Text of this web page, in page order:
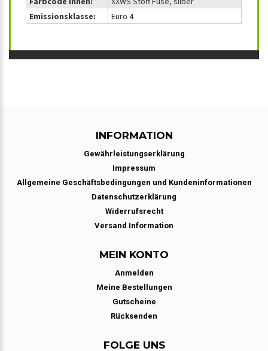
Emissionsklasse:
Euro 4
INFORMATION
Gewährleistungserklärung
Impressum
Allgemeine Geschäftsbedingungen und Kundeninformationen
Datenschutzerklärung
Widerrufsrecht
Versand Information
MEIN KONTO
Anmelden
Meine Bestellungen
Gutscheine
Rücksenden
FOLGE UNS